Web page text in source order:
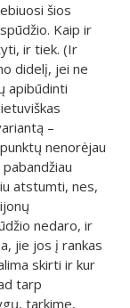
šios
Kaip ir
ir tiek. (Ir
didelį, jei ne
apibūdinti
–
nenorėjau
atstumti, nes,
nedaro, ir
jie jos į rankas
skirti ir kur
tarp
tarkime,